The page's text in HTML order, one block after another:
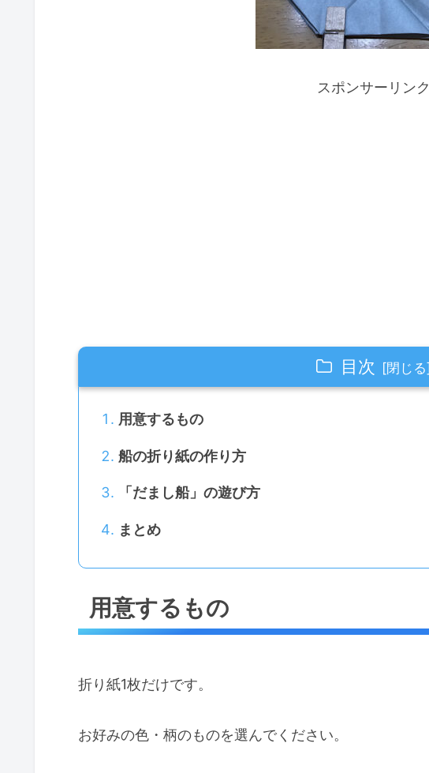
スポンサーリンク
目次
用意するもの
船の折り紙の作り方
「だまし船」の遊び方
まとめ
用意するもの
折り紙1枚だけです。
お好みの色・柄のものを選んでください。